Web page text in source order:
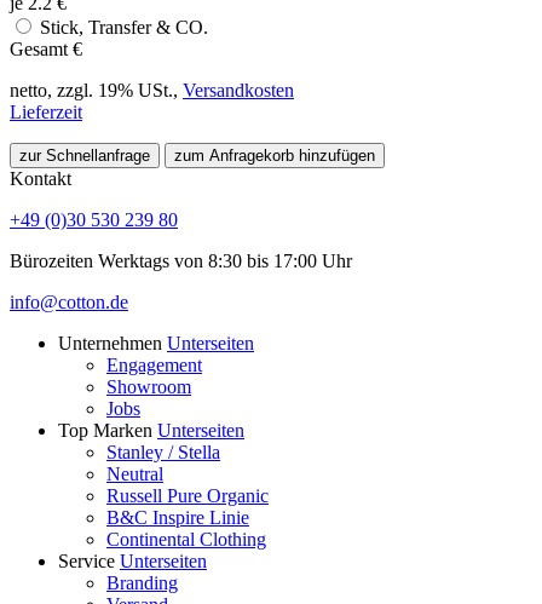
Stick, Transfer & CO.
Gesamt €
netto, zzgl. 19% USt., Versandkosten
Lieferzeit
zur Schnellanfrage zum Anfragekorb hinzufügen
Kontakt
+49 (0)30 530 239 80
Bürozeiten Werktags von 8:30 bis 17:00 Uhr
info@cotton.de
Unternehmen Unterseiten
Engagement
Showroom
Jobs
Top Marken Unterseiten
Stanley / Stella
Neutral
Russell Pure Organic
B&C Inspire Linie
Continental Clothing
Service Unterseiten
Branding